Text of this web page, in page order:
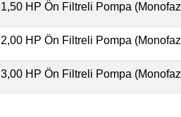
1,50 HP Ön Filtreli Pompa
2,00 HP Ön Filtreli Pompa
3,00 HP Ön Filtreli Pompa